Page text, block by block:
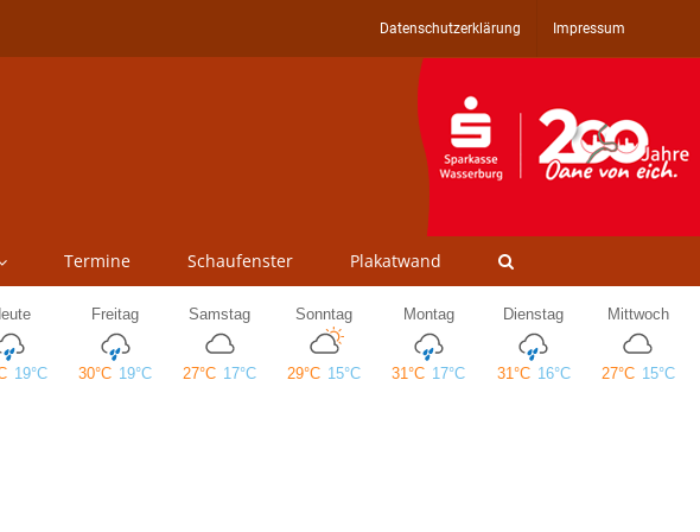
Datenschutzerklärung Impressum
Termine Schaufenster Plakatwand